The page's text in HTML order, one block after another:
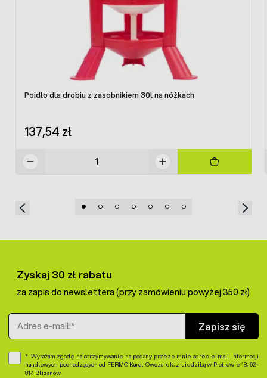
Poidło dla drobiu z zasobnikiem 30l na nóżkach
137,54 zł
Zyskaj 30 zł rabatu
za zapis do newslettera (przy zamówieniu powyżej 350 zł)
Adres e-mail
Zapisz się
Wyrażam zgodę na otrzymywanie na podany przeze mnie adres e-mail informacji
handlowych pochodzących od FERMO Karol Owczarek, z siedzibą w Piotrowie 18, 62-
814 Blizanów.